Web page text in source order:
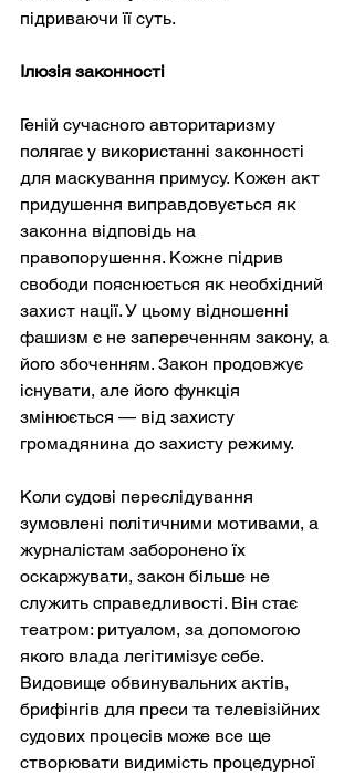
підриваючи її суть.
Ілюзія законності
Геній сучасного авторитаризму
полягає у використанні законності
для маскування примусу. Кожен акт
придушення виправдовується як
законна відповідь на
правопорушення. Кожне підрив
свободи пояснюється як необхідний
захист нації. У цьому відношенні
фашизм є не запереченням закону, а
його збоченням. Закон продовжує
існувати, але його функція
змінюється — від захисту
громадянина до захисту режиму.
Коли судові переслідування
зумовлені політичними мотивами, а
журналістам заборонено їх
оскаржувати, закон більше не
служить справедливості. Він стає
театром: ритуалом, за допомогою
якого влада легітимізує себе.
Видовище обвинувальних актів,
брифінгів для преси та телевізійних
судових процесів може все ще
створювати видимість процедурної